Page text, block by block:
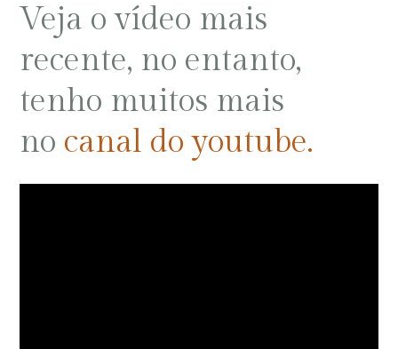
Veja o vídeo mais
recente, no entanto,
tenho muitos mais
no canal do youtube.